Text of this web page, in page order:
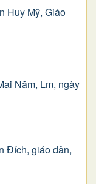
Huy Mỹ, Giáo
Năm, Lm, ngày
Ðích, giáo dân,